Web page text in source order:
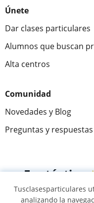
Únete
Dar clases particulares
Alumnos que buscan
Alta centros
Comunidad
Novedades y Blog
Preguntas y respuestas
Fantástica
305915
Tusclasesparticulares
analizando la